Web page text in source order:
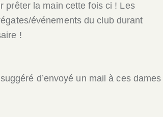
prêter la main cette fois ci ! Les
événements du club durant
!
d’envoyé un mail à ces dames